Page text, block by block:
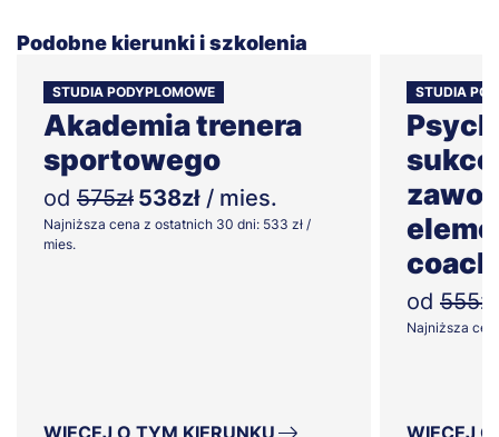
Podobne kierunki i szkolenia
STUDIA PODYPLOMOWE
Akademia trenera
sportowego
od 575zł 538zł / mies.
Najniższa cena z ostatnich 30 dni: 533 zł /
mies.
STUDIA
od 555zł
Najniższa